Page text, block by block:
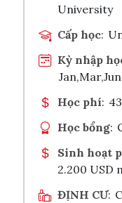
University
Cấp học:
Kỳ nhập
Học phí:
Học bổng:
Sinh hoạt
2.200 USD
ĐỊNH CƯ: